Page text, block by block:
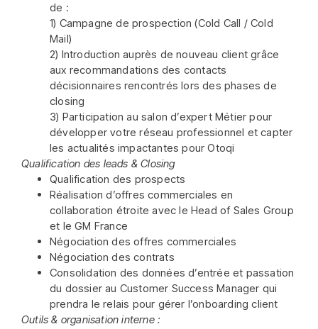
de :
1) Campagne de prospection (Cold Call / Cold
Mail)
2) Introduction auprès de nouveau client grâce
aux recommandations des contacts
décisionnaires rencontrés lors des phases de
closing
3) Participation au salon d’expert Métier pour
développer votre réseau professionnel et capter
les actualités impactantes pour Otoqi
Qualification des leads & Closing
Qualification des prospects
Réalisation d’offres commerciales en
collaboration étroite avec le Head of Sales Group
et le GM France
Négociation des offres commerciales
Négociation des contrats
Consolidation des données d’entrée et passation
du dossier au Customer Success Manager qui
prendra le relais pour gérer l’onboarding client
Outils & organisation interne :